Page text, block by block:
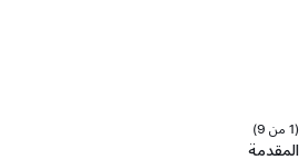
(1 من 9)
المقدمة